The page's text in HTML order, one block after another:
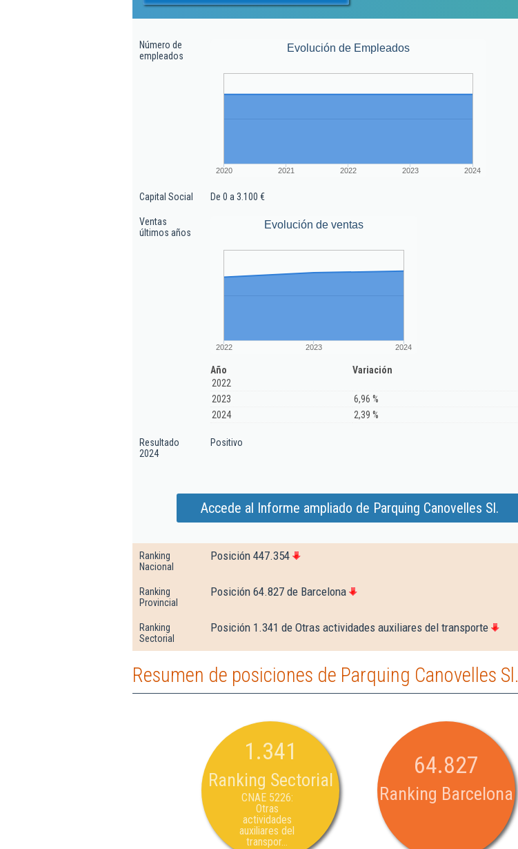
Número de
empleados
Evolución de Empleados
2020 2021 2022 2023 2024
Capital Social De 0 a 3.100 €
Ventas
últimos años
Evolución de ventas
2022 2023 2024
Año
Variación
2022
2023
6,96 %
2024
2,39 %
Resultado
2024
Positivo
Accede al Informe ampliado de Parquing Canovelles Sl.
Ranking
Nacional
Posición 447.354
Ranking
Provincial
Posición 64.827 de Barcelona
Ranking
Sectorial
Posición 1.341 de Otras actividades auxiliares del transporte
Resumen de posiciones de Parquing Canovelles Sl.
1.341
Ranking Sectorial
CNAE 5226:
Otras
actividades
auxiliares del
transpor...
64.827
Ranking Barcelona